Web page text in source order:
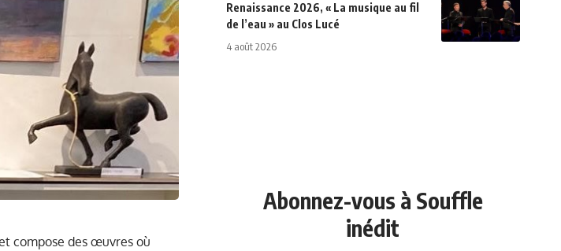
compose des œuvres où
Renaissance 2026, « La musique au fil
de l’eau » au Clos Lucé
4 août 2026
Abonnez-vous à Souffle
inédit